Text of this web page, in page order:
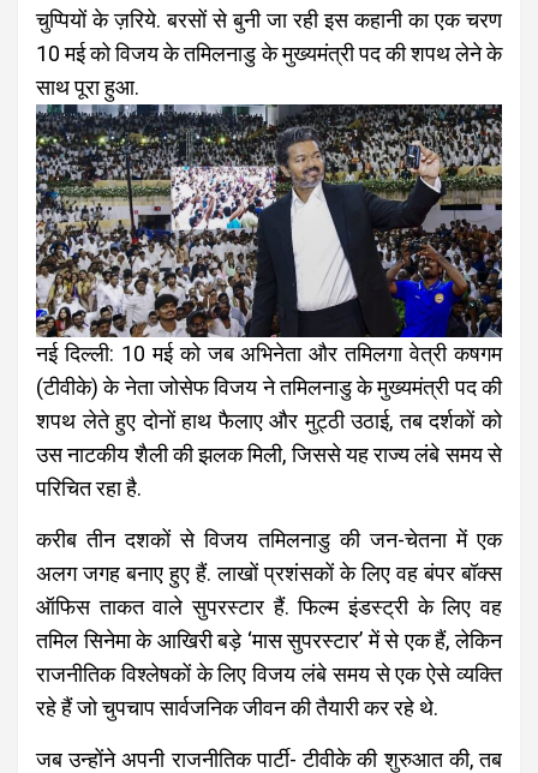
चुप्पियों के ज़रिये. बरसों से बुनी जा रही इस कहानी का एक चरण
10 मई को विजय के तमिलनाडु के मुख्यमंत्री पद की शपथ लेने के
साथ पूरा हुआ.
नई दिल्ली: 10 मई को जब अभिनेता और तमिलगा वेत्री कषगम
(टीवीके) के नेता जोसेफ विजय ने तमिलनाडु के मुख्यमंत्री पद की
शपथ लेते हुए दोनों हाथ फैलाए और मुट्ठी उठाई, तब दर्शकों को
उस नाटकीय शैली की झलक मिली, जिससे यह राज्य लंबे समय से
परिचित रहा है.
करीब तीन दशकों से विजय तमिलनाडु की जन-चेतना में एक
अलग जगह बनाए हुए हैं. लाखों प्रशंसकों के लिए वह बंपर बॉक्स
ऑफिस ताकत वाले सुपरस्टार हैं. फिल्म इंडस्ट्री के लिए वह
तमिल सिनेमा के आखिरी बड़े ‘मास सुपरस्टार’ में से एक हैं, लेकिन
राजनीतिक विश्लेषकों के लिए विजय लंबे समय से एक ऐसे व्यक्ति
रहे हैं जो चुपचाप सार्वजनिक जीवन की तैयारी कर रहे थे.
जब उन्होंने अपनी राजनीतिक पार्टी- टीवीके की शुरुआत की, तब